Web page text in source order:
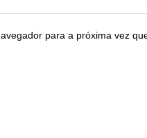
para a próxima vez